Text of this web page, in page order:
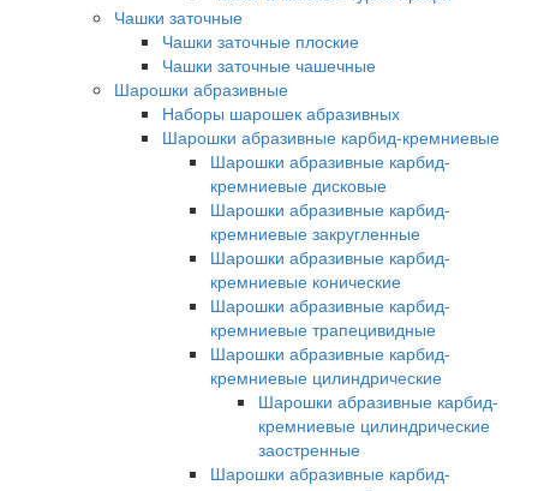
Чашки заточные
Чашки заточные плоские
Чашки заточные чашечные
Шарошки абразивные
Наборы шарошек абразивных
Шарошки абразивные карбид-кремниевые
Шарошки абразивные карбид-
кремниевые дисковые
Шарошки абразивные карбид-
кремниевые закругленные
Шарошки абразивные карбид-
кремниевые конические
Шарошки абразивные карбид-
кремниевые трапецивидные
Шарошки абразивные карбид-
кремниевые цилиндрические
Шарошки абразивные карбид-
кремниевые цилиндрические
заостренные
Шарошки абразивные карбид-